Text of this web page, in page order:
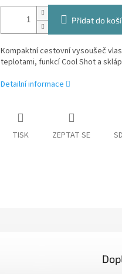
Přidat do
Kompaktní cestovní vysoušeč
teplotami, funkcí Cool Shot a
Detailní informace
TISK ZEPTAT SE